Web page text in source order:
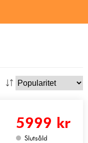
5999 kr
Slutsåld